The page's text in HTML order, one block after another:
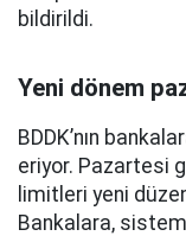
bildirildi.
Yeni dönem
BDDK’nın
eriyor. Pazartesi
limitleri yeni
Bankalara, sistem